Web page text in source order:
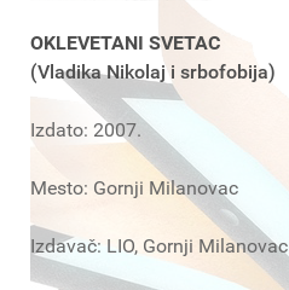
OKLEVETANI SVETAC
(Vladika Nikolaj i srbofobija)
Izdato: 2007.
Mesto: Gornji Milanovac
Izdavač: LIO, Gornji Milanovac